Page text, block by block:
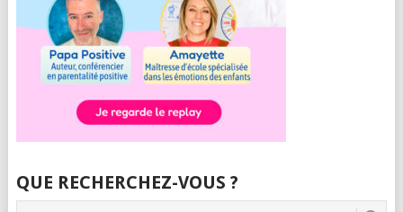
QUE RECHERCHEZ-VOUS ?